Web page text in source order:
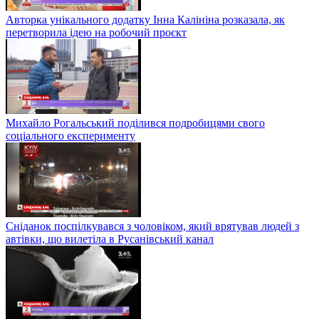
Авторка унікального додатку Інна Калініна розказала, як
перетворила ідею на робочий проєкт
Михайло Рогальський поділився подробицями свого
соціального експерименту
Сніданок поспілкувався з чоловіком, який врятував людей з
автівки, що вилетіла в Русанівський канал